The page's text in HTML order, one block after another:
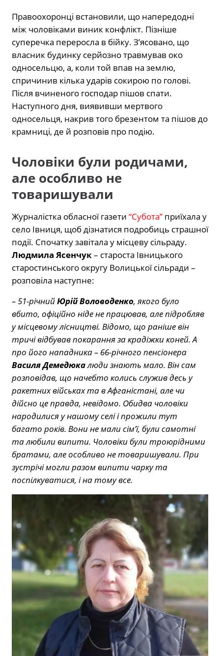
Правоохоронці встановили, що напередодні
між чоловіками виник конфлікт. Пізніше
суперечка переросла в бійку. З’ясовано, що
власник будинку серйозно травмував око
односельцю, а, коли той впав на землю,
спричинив кілька ударів сокирою по голові.
Після вчиненого господар пішов спати.
Наступного дня, виявивши мертвого
односельця, накрив того брезентом та пішов до
крамниці, де й розповів про подію.
Чоловіки були родичами,
але особливо не
товаришували
Журналістка обласної газети “Субота” приїхала у
село Івниця, щоб дізнатися подробиць страшної
події. Спочатку завітала у місцеву сільраду.
Людмила Ясенчук– староста Івницького
старостинського округу Волицької сільради –
розповіла наступне:
– 51-річнийЮрій Воловоденко, якого було
вбито, офіційно ніде не працював, але підробляв
у місцевому лісництві. Відомо, що раніше він
тричі відбував покарання за крадіжки коней. А
про його нападника – 66-річного пенсіонера
Василя Демедюкалюди знають мало. Він сам
розповідав, що начебто колись служив десь у
ракетних військах та в Афганістані, але чи
дійсно це правда, невідомо. Обидва чоловіки
народилися у нашому селі і прожили тут
багато років. Вони не мали сім’ї, були самотні
та любили випити. Чоловіки були троюрідними
братами, але особливо не товаришували. При
зустрічі могли разом випити чарку та
поспілкуватися, і на тому все.